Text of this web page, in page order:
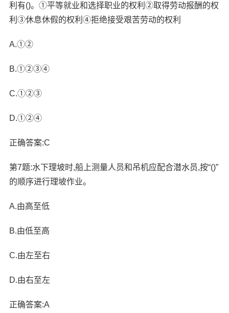
利有()。①平等就业和选择职业的权利②取得劳动报酬的权
利③休息休假的权利④拒绝接受艰苦劳动的权利
A.①②
B.①②③④
C.①②③
D.①②④
正确答案:C
第7题:水下理坡时,船上测量人员和吊机应配合潜水员,按“()”
的顺序进行理坡作业。
A.由高至低
B.由低至高
C.由左至右
D.由右至左
正确答案:A